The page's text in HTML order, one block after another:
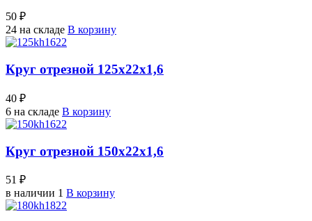
50 ₽
24 на складе В корзину
Круг отрезной 125х22х1,6
40 ₽
6 на складе В корзину
Круг отрезной 150х22х1,6
51 ₽
в наличии 1 В корзину